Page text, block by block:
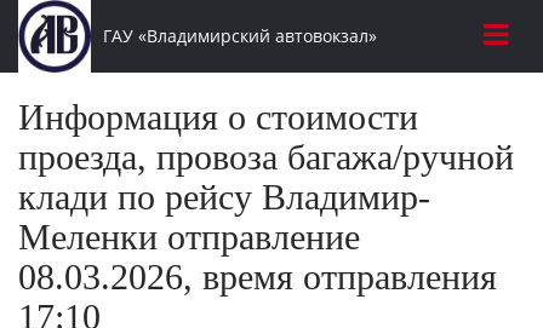
ГАУ «Владимирский автовокзал»
Информация о стоимости
проезда, провоза багажа/ручной
клади по рейсу Владимир-
Меленки отправление
08.03.2026, время отправления
17:10